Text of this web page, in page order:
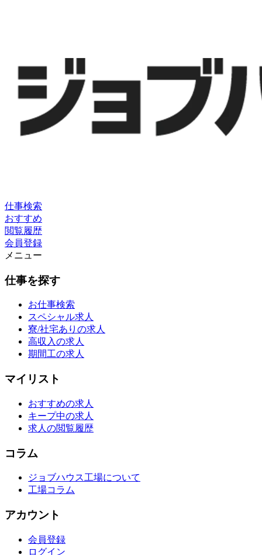
仕事検索
おすすめ
閲覧履歴
会員登録
メニュー
仕事を探す
お仕事検索
スペシャル求人
寮/社宅ありの求人
高収入の求人
期間工の求人
マイリスト
おすすめの求人
キープ中の求人
求人の閲覧履歴
コラム
ジョブハウス工場について
工場コラム
アカウント
会員登録
ログイン